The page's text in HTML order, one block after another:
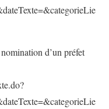
d’un préfet